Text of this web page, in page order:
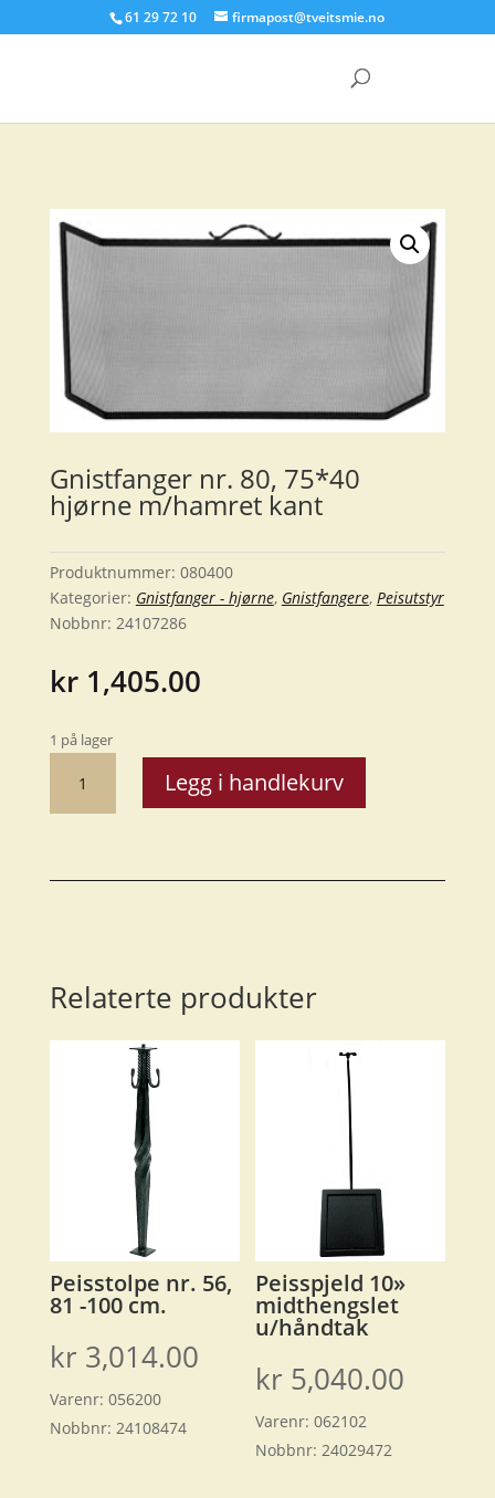
61 29 72 10 firmapost@tveitsmie.no
Gnistfanger nr. 80, 75*40
hjørne m/hamret kant
Produktnummer: 080400
Kategorier: Gnistfanger - hjørne, Gnistfangere, Peisutstyr
Nobbnr: 24107286
kr1,405.00
1 på lager
80,
Legg i handlekurv
Relaterte produkter
Peisstolpe nr. 56,
81 -100 cm.
kr 3,014.00
Varenr: 056200
Nobbnr: 24108474
Peisspjeld 10»
midthengslet
u/håndtak
kr 5,040.00
Varenr:062102
Nobbnr:24029472